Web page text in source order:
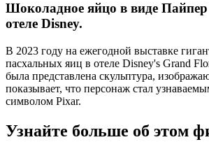
Шоколадное яйцо в виде Пайпер
отеле Disney.
В 2023 году на ежегодной выставке
пасхальных яиц в отеле Disney's Grand
была представлена скульптура,
показывает, что персонаж стал
символом Pixar.
Узнайте больше об этом